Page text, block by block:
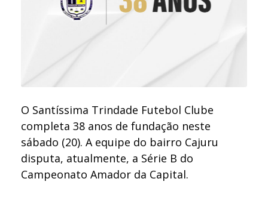
O Santíssima Trindade Futebol Clube
completa 38 anos de fundação neste
sábado (20). A equipe do bairro Cajuru
disputa, atualmente, a Série B do
Campeonato Amador da Capital.